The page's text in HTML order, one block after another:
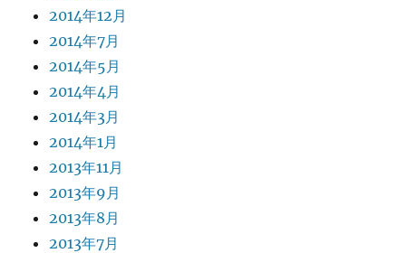
2014年12月
2014年7月
2014年5月
2014年4月
2014年3月
2014年1月
2013年11月
2013年9月
2013年8月
2013年7月